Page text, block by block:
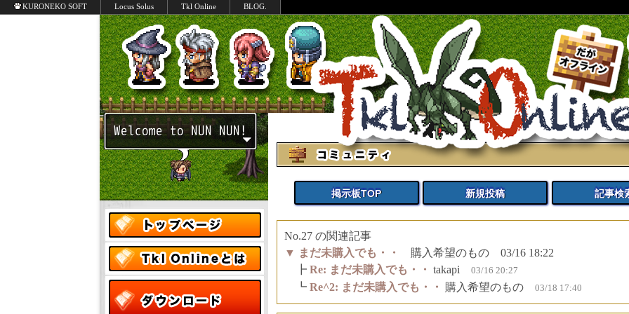
交流掲示板 | Tkl Online | RPGツクールで制作したMMO風 オープンワールド ロールプレイング PCゲームの ダウンロードと
KURONEKO SOFT Locus Solus Tkl Online BLOG.
掲示板TOP 新規投稿 記事検
No.27 の関連記事
▼ まだ未購入でも・・
購入希望のもの 03/16 18:22
┣ Re: まだ未購入でも・・ takapi 03/16 20:27
┗ Re^2: まだ未購入でも・・ 購入希望のもの 03/18 17:40